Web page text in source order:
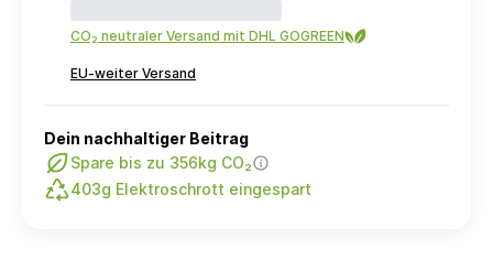
CO₂ neutraler Versand mit DHL GOGREEN
EU-weiter Versand
Dein nachhaltiger Beitrag
Spare bis zu 356kg CO₂
403g Elektroschrott eingespart